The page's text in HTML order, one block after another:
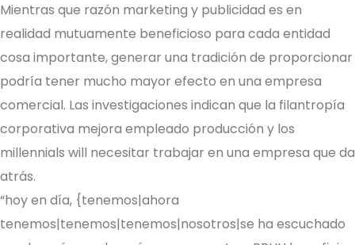
Mientras que razón marketing y publicidad es en
realidad mutuamente beneficioso para cada entidad
cosa importante, generar una tradición de proporcionar
podría tener mucho mayor efecto en una empresa
comercial. Las investigaciones indican que la filantropía
corporativa mejora empleado producción y los
millennials will necesitar trabajar en una empresa que da
atrás.
“hoy en día, {tenemos|ahora
tenemos|tenemos|tenemos|nosotros|se ha escuchado